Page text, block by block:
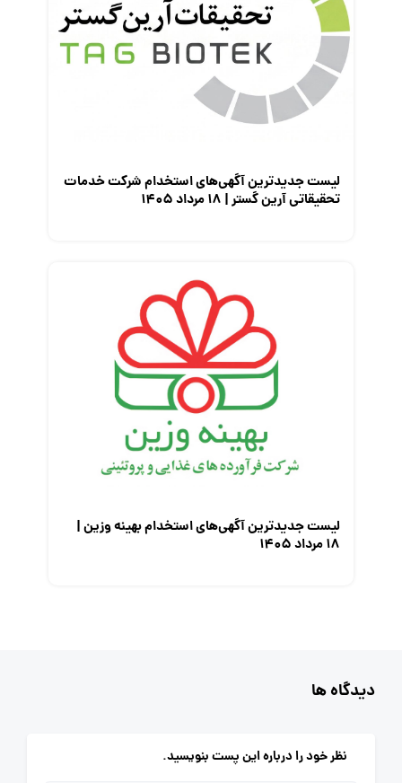
لیست جدیدترین آگهی‌های استخدام شرکت خدمات
تحقیقاتی آرین گستر | ۱۸ مرداد ۱۴۰۵
لیست جدیدترین آگهی‌های استخدام بهینه وزین |
۱۸ مرداد ۱۴۰۵
دیدگاه ها
نظر خود را درباره این پست بنویسید.